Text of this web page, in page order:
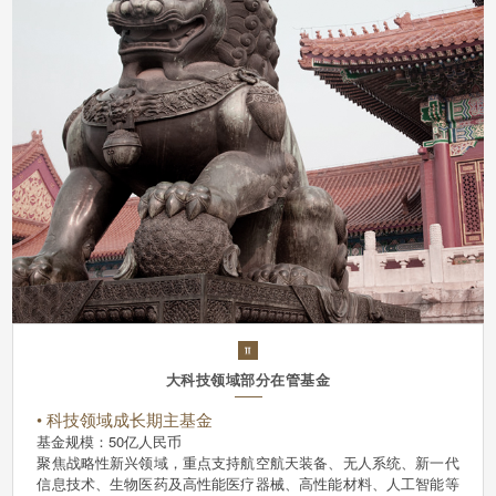
大科技领域部分在管基金
• 科技领域成长期主基金
基金规模：50亿人民币
聚焦战略性新兴领域，重点支持航空航天装备、无人系统、新一代
信息技术、生物医药及高性能医疗器械、高性能材料、人工智能等